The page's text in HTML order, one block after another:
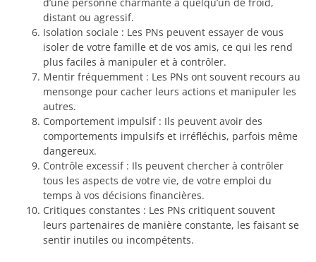
d’une personne charmante à quelqu’un de froid,
distant ou agressif.
Isolation sociale : Les PNs peuvent essayer de vous
isoler de votre famille et de vos amis, ce qui les rend
plus faciles à manipuler et à contrôler.
Mentir fréquemment : Les PNs ont souvent recours au
mensonge pour cacher leurs actions et manipuler les
autres.
Comportement impulsif : Ils peuvent avoir des
comportements impulsifs et irréfléchis, parfois même
dangereux.
Contrôle excessif : Ils peuvent chercher à contrôler
tous les aspects de votre vie, de votre emploi du
temps à vos décisions financières.
Critiques constantes : Les PNs critiquent souvent
leurs partenaires de manière constante, les faisant se
sentir inutiles ou incompétents.